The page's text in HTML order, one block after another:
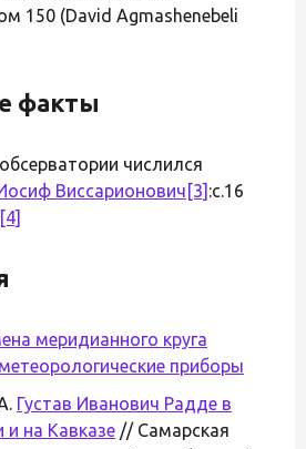
150 (David Agmashenebeli
факты
числился
Виссарионович [3] :с.16
[4]
меридианного круга
приборы
Густав Иванович Радде в
на Кавказе // Самарская